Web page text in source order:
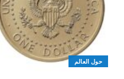
حول العالم